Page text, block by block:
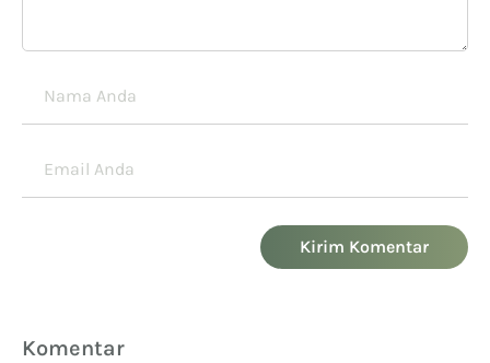
Kirim Komentar
Komentar